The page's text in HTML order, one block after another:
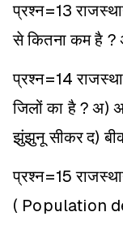
प्रश्न=13
से कितना कम है ?
प्रश्न=14
जिलों का है ? अ)
झुंझुनू सीकरद)
प्रश्न=15
( Population